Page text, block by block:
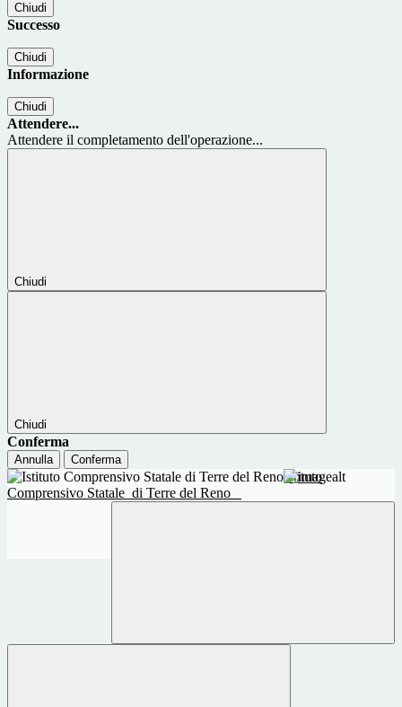
Chiudi
Successo
Chiudi
Informazione
Chiudi
Attendere...
Attendere il completamento dell'operazione...
Chiudi
Chiudi
Conferma
Annulla Conferma
Istituto
Comprensivo Statale di Terre del Reno